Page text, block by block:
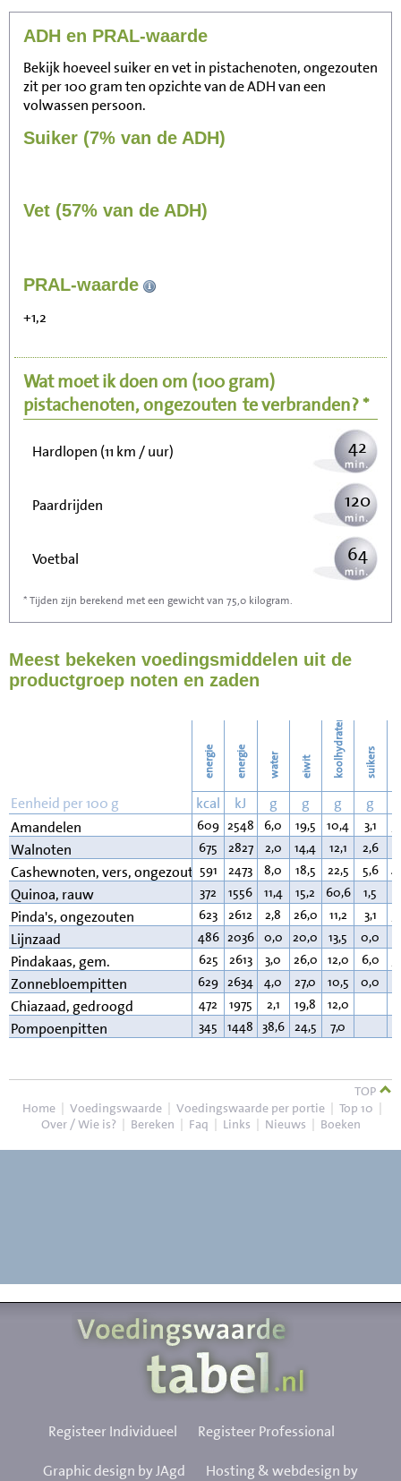
ADH en PRAL-waarde
Bekijk hoeveel suiker en vet in pistachenoten, ongezouten
zit per 100 gram ten opzichte van de ADH van een
volwassen persoon.
Suiker (7% van de ADH)
Vet (57% van de ADH)
PRAL-waarde
+1,2
Wat moet ik doen om (100 gram)
pistachenoten, ongezouten te verbranden? *
Zitten, tv kijken
Wandelen (5 km/uur) 107
Hardlopen (11 km / uur) 42
Paardrijden 120
Voetbal 64
Stofzuigen
Strijken 209
240
* Tijden zijn berekend met een gewicht van 75,0 kilogram.
Meest bekeken voedingsmiddelen uit de
productgroep noten en zaden
energie energie water eiwit koolhydraten suikers
Eenheid per 100 g kcal kJ g g g g
Amandelen
609 2548 6,0 19,5 10,4 3,1
Walnoten 675 2827 2,0 14,4 12,1 2,6
Cashewnoten, vers, ongezouten591 2473 8,0 18,5 22,5 5,6
Quinoa, rauw 372 1556 11,4 15,2 60,6 1,5
Pinda's, ongezouten 623 2612 2,8 26,0 11,2 3,1
Lijnzaad 486 2036 0,0 20,0 13,5 0,0
Pindakaas, gem. 625 2613 3,0 26,0 12,0 6,0
Zonnebloempitten 629 2634 4,0 27,0 10,5 0,0
Chiazaad, gedroogd 472 1975 2,1 19,8 12,0
Pompoenpitten 345 1448 38,6 24,5 7,0
TOP
Home | Voedingswaarde | Voedingswaarde per portie | Top 10 |
Over / Wie is? | Bereken | Faq | Links | Nieuws | Boeken
Registeer Individueel Registeer Professional
Graphic design by JAgd Hosting & webdesign by